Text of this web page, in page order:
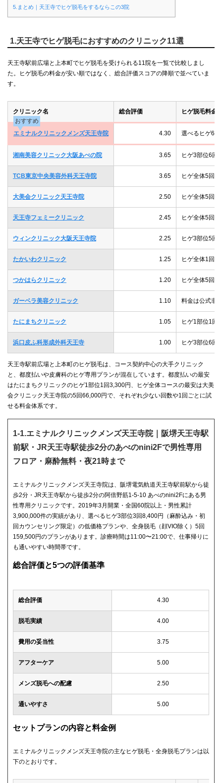
5.まとめ｜天王寺でヒゲ脱毛をするならこの3院
1.天王寺でヒゲ脱毛におすすめのクリニック11選
天王寺駅前広場と上本町でヒゲ脱毛を受けられる11院を一覧で比較しまし
た。ヒゲ脱毛の料金が安い順ではなく、総合評価スコアの降順で並べていま
す。
クリニック名 総合評価
ヒゲ脱毛料金
おすすめ
エミナルクリニックメンズ天王寺院
4.30 選べるヒゲ6
湘南美容クリニック大阪あべの院 3.65 ヒゲ3部位6回
TCB東京中央美容外科天王寺院 3.65 ヒゲ全体5回
大美会クリニック天王寺院 2.50 ヒゲ全体5回
天王寺フェミークリニック 2.45 ヒゲ全体5回
ウィンクリニック大阪天王寺院 2.25 ヒゲ3部位5回
たかいわクリニック 1.25 ヒゲ全体1回
つかはらクリニック 1.20 ヒゲ全体5回
ガーベラ美容クリニック 1.10 料金は公式非
たにまちクリニック 1.05 ヒゲ1部位1回
浜口皮ふ科形成外科天王寺 1.00 ヒゲ3部位6回
天王寺駅前広場と上本町のヒゲ脱毛は、コース契約中心の大手クリニック
と、都度払いや皮膚科のヒゲ専用プランが混在しています。都度払いの最安
はたにまちクリニックのヒゲ1部位1回3,300円、ヒゲ全体コースの最安は大美
会クリニック天王寺院の5回66,000円で、それぞれ少ない回数や1回ごとに試
せる料金体系です。
1-1.エミナルクリニックメンズ天王寺院｜阪堺天王寺駅
前駅・JR天王寺駅徒歩2分のあべのnini2Fで男性専用
フロア・麻酔無料・夜21時まで
エミナルクリニックメンズ天王寺院は、阪堺電気軌道天王寺駅前駅から徒
歩2分・JR天王寺駅から徒歩2分の阿倍野筋1-5-10 あべのnini2Fにある男
性専用クリニックです。2019年3月開業・全国60院以上・男性累計
3,900,000件の実績があり、選べるヒゲ3部位3回8,400円（麻酔込み・初
回カウンセリング限定）の低価格プランや、全身脱毛（顔VIO除く）5回
159,500円のプランがあります。診療時間は11:00〜21:00で、仕事帰りに
も通いやすい時間帯です。
総合評価と5つの評価基準
総合評価 4.30
脱毛実績 4.00
費用の妥当性 3.75
アフターケア 5.00
メンズ脱毛への配慮 2.50
通いやすさ 5.00
セットプランの内容と料金例
エミナルクリニックメンズ天王寺院の主なヒゲ脱毛・全身脱毛プランは以
下のとおりです。